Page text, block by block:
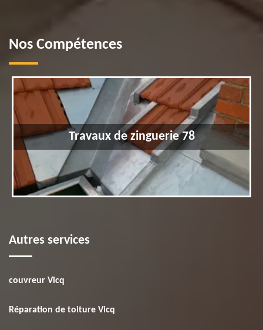
Nos Compétences
Travaux de zinguerie 78
Autres services
couvreur Vicq
Réparation de toiture Vicq